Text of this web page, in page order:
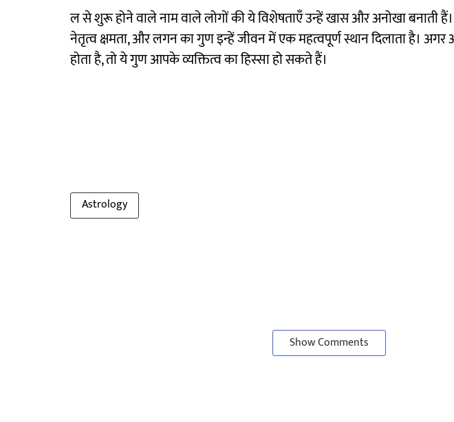
ल से शुरू होने वाले नाम वाले लोगों की ये विशेषताएँ उन्हें खास और अनोखा बनाती
नेतृत्व क्षमता, और लगन का गुण इन्हें जीवन में एक महत्वपूर्ण स्थान दिलाता है।
होता है, तो ये गुण आपके व्यक्तित्व का हिस्सा हो सकते हैं।
Astrology
Show Comments